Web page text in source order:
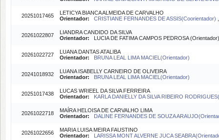
20251017465
LETICYA BIANCA ALMEIDA DE CARVALHO
Orientador:
CRISTIANE FERNANDES DE ASSIS(Coorientador)
20261022807
LIANDRA CANDIDO DA SILVA
Orientador: LUCIA DE FATIMA CAMPOS PEDROSA (Orientador)
20261022727
LUANA DANTAS ATALIBA
Orientador:
BRUNA LEAL LIMA MACIEL(Orientador)
20241018932
LUANA ISABELLY CARNEIRO DE OLIVEIRA
Orientador:
BRUNA LEAL LIMA MACIEL(Orientador)
20251017438
LUCAS WRIEEL DA SILVA FERREIRA
Orientador:
KARLA DANIELLY DA SILVA RIBEIRO
20261022718
MAÍRA HELOISA DE CARVALHO LIMA
Orientador:
DALINE FERNANDES DE SOUZA
20261022656
MARIA LUISA MEIRA FAUSTINO
Orientador:
LARISSA MONT ALVERNE JUCA